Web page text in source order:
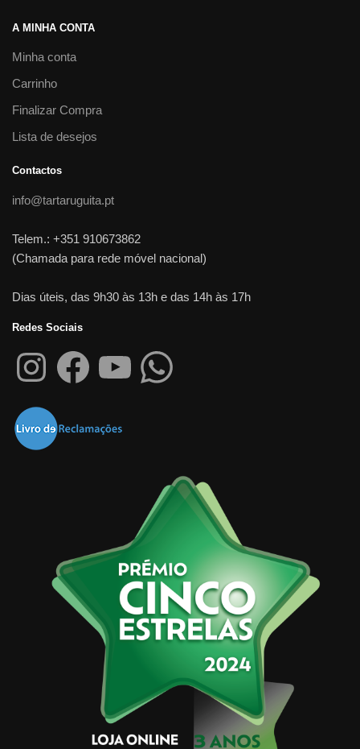
A MINHA CONTA
Minha conta
Carrinho
Finalizar Compra
Lista de desejos
Contactos
info@tartaruguita.pt
Telem.: +351 910673862
(Chamada para rede móvel nacional)
Dias úteis, das 9h30 às 13h e das 14h às 17h
Redes Sociais